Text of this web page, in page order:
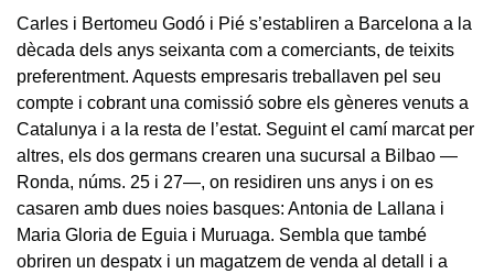
Carles i Bertomeu Godó i Pié s’establiren a Barcelona a la
dècada dels anys seixanta com a comerciants, de teixits
preferentment. Aquests empresaris treballaven pel seu
compte i cobrant una comissió sobre els gèneres venuts a
Catalunya i a la resta de l’estat. Seguint el camí marcat per
altres, els dos germans crearen una sucursal a Bilbao —
Ronda, núms. 25 i 27—, on residiren uns anys i on es
casaren amb dues noies basques: Antonia de Lallana i
Maria Gloria de Eguia i Muruaga. Sembla que també
obriren un despatx i un magatzem de venda al detall i a